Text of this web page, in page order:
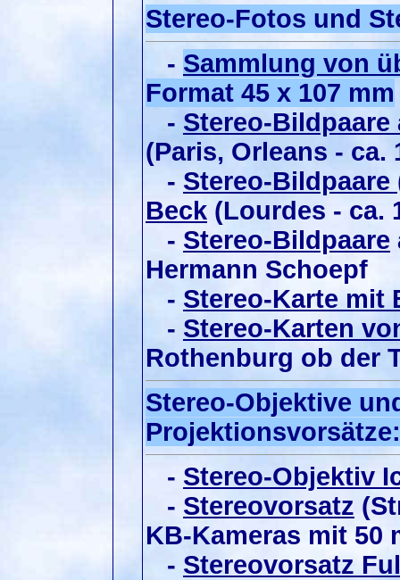
Stereo-Fotos und
- Sammlung von
Format 45 x 107 mm
- Stereo-
(Paris, Orleans - ca.
- Stereo-
Beck (Lourdes - ca.
- Stereo-Bildpaare
Hermann Schoepf
- Stereo-Karte mit
- Stereo-Karten
Rothenburg ob der
Stereo-Objektive
Projektionsvorsätze:
- Stereo-Objektiv
- Stereovorsatz
KB-Kameras mit 50
- Stereovorsatz